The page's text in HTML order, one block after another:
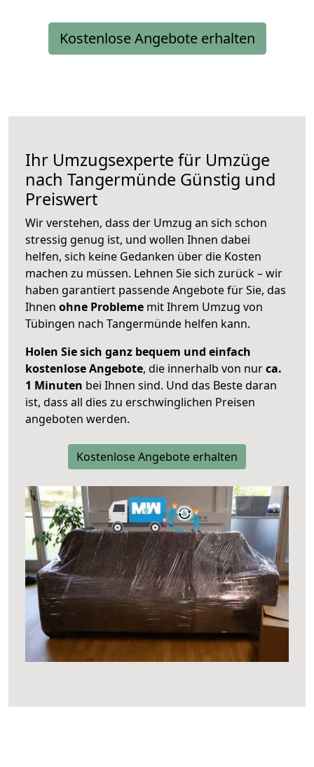
Kostenlose Angebote erhalten
Ihr Umzugsexperte für Umzüge
nach Tangermünde Günstig und
Preiswert
Wir verstehen, dass der Umzug an sich schon
stressig genug ist, und wollen Ihnen dabei
helfen, sich keine Gedanken über die Kosten
machen zu müssen. Lehnen Sie sich zurück – wir
haben garantiert passende Angebote für Sie, das
Ihnen ohne Probleme mit Ihrem Umzug von
Tübingen nach Tangermünde helfen kann.
Holen Sie sich ganz bequem und einfach
kostenlose Angebote, die innerhalb von nurca.
1 Minuten bei Ihnen sind. Und das Beste daran
ist, dass all dies zu erschwinglichen Preisen
angeboten werden.
Kostenlose Angebote erhalten